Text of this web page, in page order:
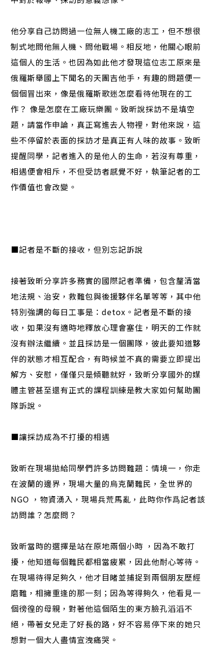
他分享自己訪問過一位無人機工廠的志工，但不想很
制式地問他無人機、問他戰場。相反地，他關心眼前
這個人的生活。也因為如此他才發現這位志工原來是
俄羅斯舉國上下聞名的天團吉他手，有趣的問題便一
個個冒出來，像是俄羅斯歌迷怎麼看待他現在的工
作？ 像是怎麼在工廠玩樂團。致昕說採訪不是填空
題，請當作申論，真正寫進去人物裡，對他來說，這
些不停留於表面的採訪才是真正有人味的故事。致昕
提醒同學，記者進入的是他人的生命，若沒有尊重，
相遇便會相斥，不但受訪者感覺不好，執筆記者的工
作價值也會改變。
■記者是不斷的接收，但別忘記訴說
接著致昕分享許多務實的國際記者準備，包含釐清當
地法規、治安，救難包與後援夥伴名單等等，其中他
特別強調的每日工事是：detox。記者是不斷的接
收，如果沒有適時地釋放心理會塞住，明天的工作就
沒有辦法繼續。並且採訪是一個團隊，彼此要知道夥
伴的狀態才相互配合，有時候並不真的需要立即提出
解方、安慰，僅僅只是傾聽就好，致昕分享國外的媒
體主管甚至還有正式的課程訓練是教大家如何幫助團
隊訴說。
■讓採訪成為不打擾的相遇
致昕在現場拋給同學們許多訪問難題：情境一，你走
在波蘭的邊界，現場大量的烏克蘭難民，全世界的
NGO ，物資湧入，現場兵荒馬亂，此時你作爲記者該
訪問誰？怎麼問？
致昕當時的選擇是站在原地兩個小時 ，因為不敢打
擾，他知道每個難民都相當疲累，因此他耐心等待。
在現場待得足夠久，他才目睹並捕捉到兩個朋友歷經
磨難，相擁重逢的那一刻；因為等得夠久，他看見一
個徬徨的母親，對著他這個陌生的東方臉孔滔滔不
絕，帶著女兒走了好長的路，好不容易停下來的她只
想對一個大人盡情宣洩痛哭。